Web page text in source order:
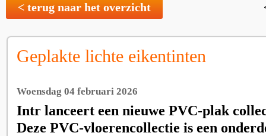
< terug naar het overzicht
Geplakte lichte eikentinten
Woensdag 04 februari 2026
Intr lanceert een nieuwe PVC-plak
Deze PVC-vloerencollectie is een